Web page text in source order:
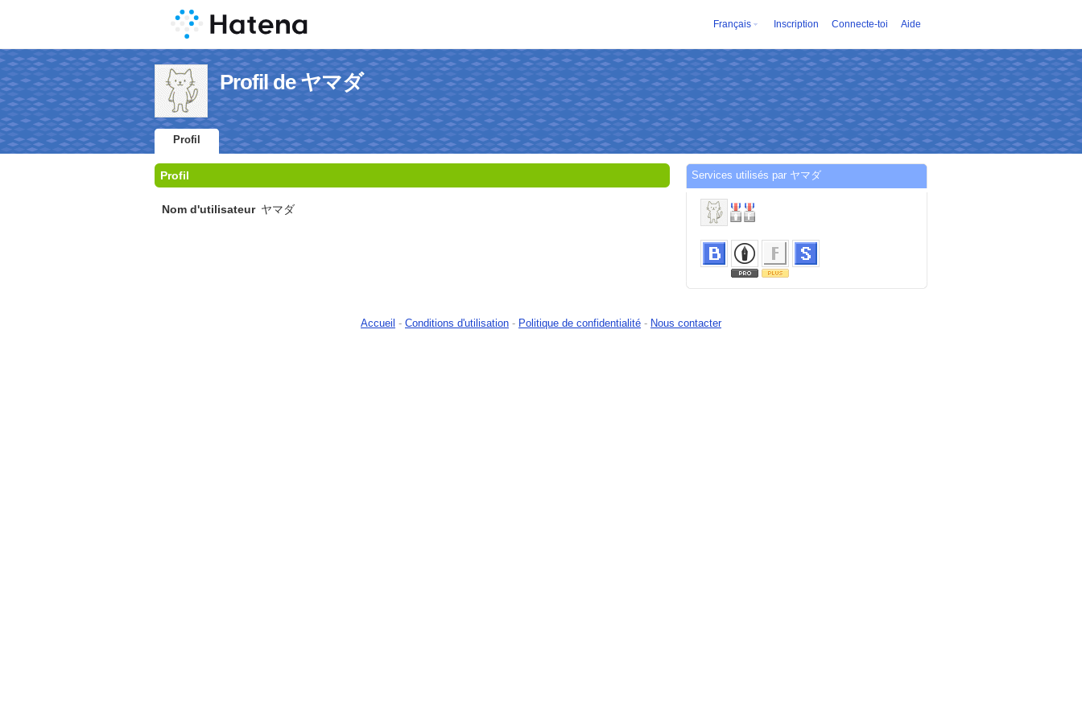
Français Inscription Connecte-toi Aide
Profil de ヤマダ
Profil
Profil
Nom d'utilisateur ヤマダ
Services utilisés par ヤマダ
Accueil - Conditions d'utilisation - Politique de confidentialité - Nous contacter